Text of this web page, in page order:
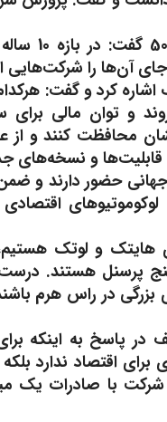
آن‌ها را شرکت‌هایی
کرد و گفت:
و توان مالی برای
محافظت کنند و از
و نسخه‌های
حضور دارند و
لوکوموتیوهای
پنج پرسنل
در راس هرم باشند
پاسخ به اینکه
برای اقتصاد ندارد